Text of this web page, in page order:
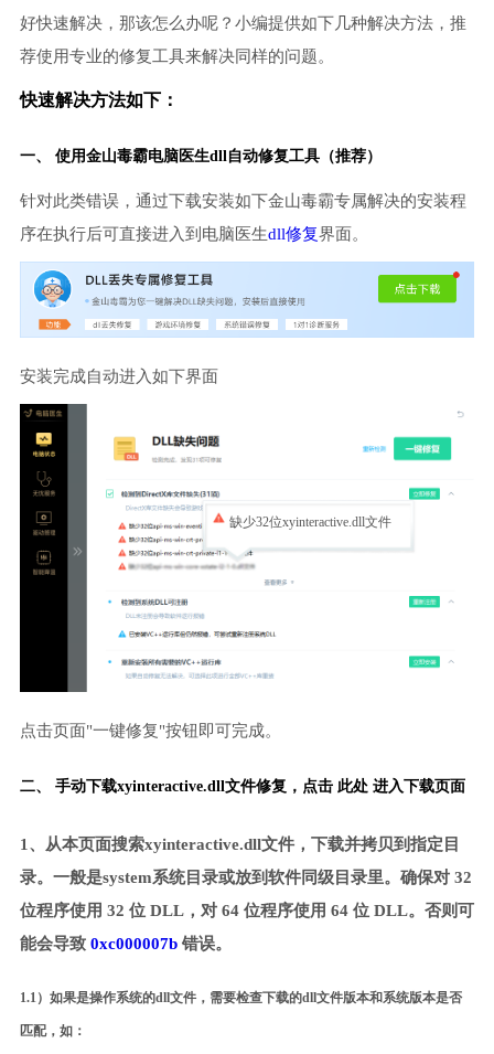
好快速解决，那该怎么办呢？小编提供如下几种解决方法，推
荐使用专业的修复工具来解决同样的问题。
快速解决方法如下：
一、 使用金山毒霸电脑医生dll自动修复工具（推荐）
针对此类错误，通过下载安装如下金山毒霸专属解决的安装程
序在执行后可直接进入到电脑医生dll修复界面。
安装完成自动进入如下界面
缺少32位xyinteractive.dll文件
点击页面"一键修复"按钮即可完成。
二、 手动下载xyinteractive.dll文件修复， 点击 此处 进入下载页面
1、从本页面搜索xyinteractive.dll文件，下载并拷贝到指定目
录。一般是system系统目录或放到软件同级目录里。确保对 32
位程序使用 32 位 DLL，对 64 位程序使用 64 位 DLL。否则可
能会导致 0xc000007b错误。
1.1）如果是操作系统的dll文件，需要检查下载的dll文件版本和系统版本是否
匹配，如：